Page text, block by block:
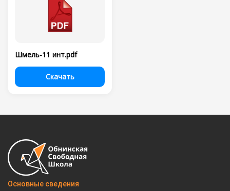
Шмель-11 инт.pdf
Скачать
Основные сведения